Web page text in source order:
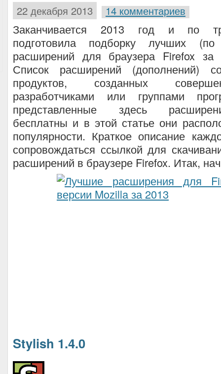
22 декабря 2013 14 комментариев
Заканчивается 2013 год и по
подготовила подборку лучших
расширений для браузера Firefox
Список расширений (дополнений)
продуктов, созданных
разработчиками или группами
представленные здесь
бесплатны и в этой статье они
популярности. Краткое описание
сопровождаться ссылкой для
расширений в браузере Firefox. Итак,
Stylish 1.4.0